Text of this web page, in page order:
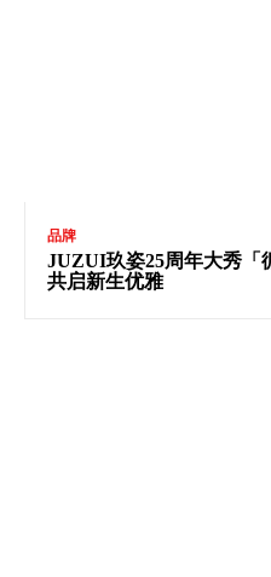
品牌
JUZUI玖姿25周年大秀「
共启新生优雅